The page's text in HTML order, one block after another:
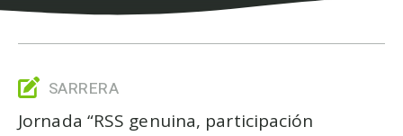
SARRERA
Jornada “RSS genuina, participación